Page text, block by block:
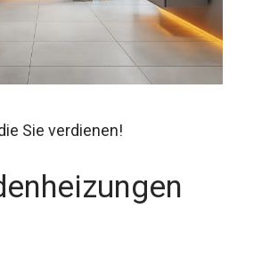
Sie verdienen!